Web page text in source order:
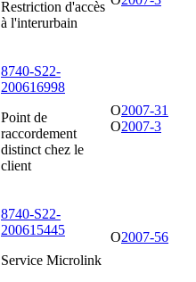
Restriction d'accès
à l'interurbain
8740-S22-
200616998
Point de
raccordement
distinct chez le
client
O2007-31
O2007-3
8740-S22-
200615445
Service Microlink
O2007-56